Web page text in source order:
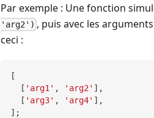
Par exemple : Une fonction
'arg2') , puis avec les
ceci :
[
[ 'arg1' , 'arg2' ] ,
[ 'arg3' , 'arg4' ] ,
] ;